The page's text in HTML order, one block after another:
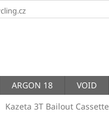
ARGON 18 VOID
Kazeta 3T Bailout Cassette